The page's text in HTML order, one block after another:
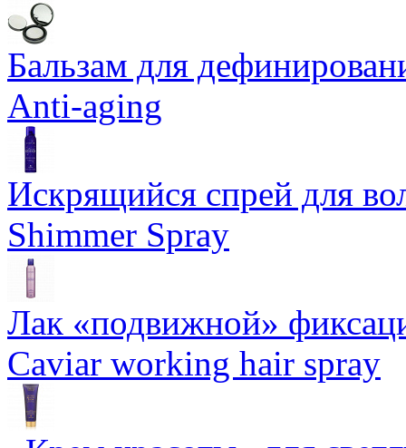
Бальзам для
Anti-aging
Искрящийся спрей для
Shimmer Spray
Лак «подвижной»
Caviar working hair spray